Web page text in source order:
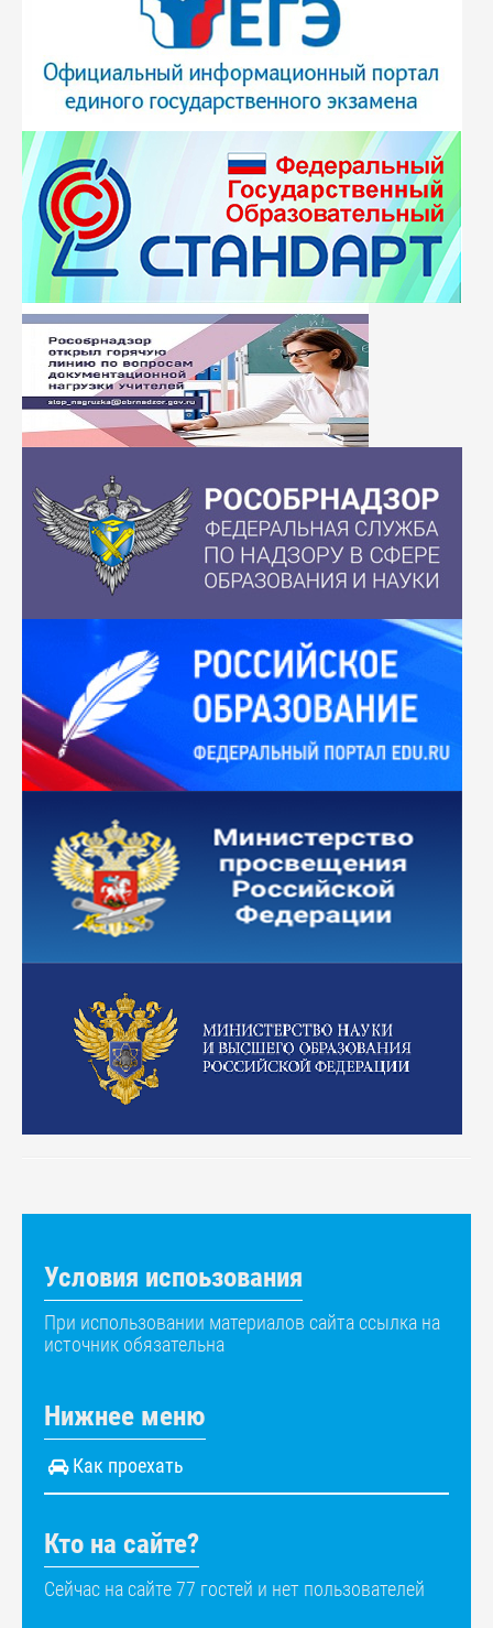
Условия испоьзования
При использовании материалов сайта ссылка на
источник обязательна
Нижнее меню
Как проехать
Кто на сайте?
Сейчас на сайте 77 гостей и нет пользователей